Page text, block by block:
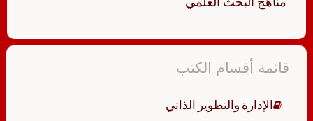
قائمة أقسام الكتب
الإدارة والتطوير الذاتي